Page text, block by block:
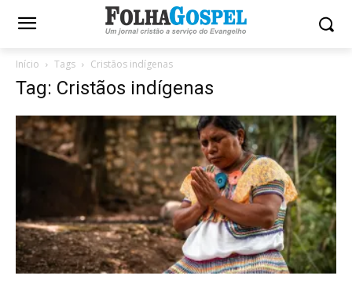
Início Tags Cristãos indígenas
Tag: Cristãos indígenas